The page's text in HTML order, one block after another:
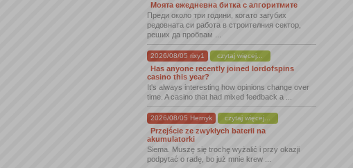
Моята ежедневна битка с алгоритмите
Преди около три години, когато загубих
редовната си работа в строителния сектор,
реших да пробвам ...
2026/08/05 rixy1 czytaj więcej...
Has anyone recently joined lordofspins
casino this year?
It's always interesting how opinions change over
time. A casino that had mixed feedback a ...
2026/08/05 Hernyk czytaj więcej...
Przejście ze zwykłych baterii na
akumulatorki
Siema. Muszę się trochę wyżalić i przy okazji
podpytać o radę, bo już mnie krew ...